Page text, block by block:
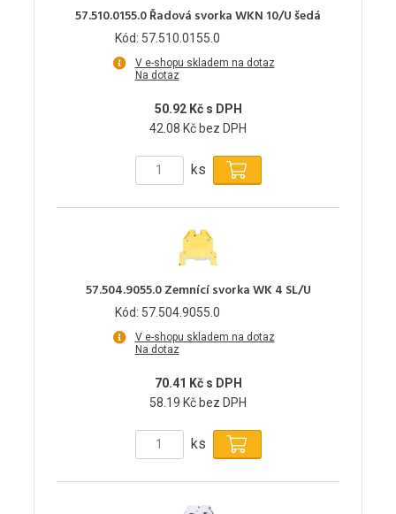
57.510.0155.0 Řadová svorka WKN 10/U šedá
Kód: 57.510.0155.0
V e-shopu skladem na dotaz
Na dotaz
50.92 Kč s DPH
42.08 Kč bez DPH
ks
57.504.9055.0 Zemnící svorka WK 4 SL/U
Kód: 57.504.9055.0
V e-shopu skladem na dotaz
Na dotaz
70.41 Kč s DPH
58.19 Kč bez DPH
ks